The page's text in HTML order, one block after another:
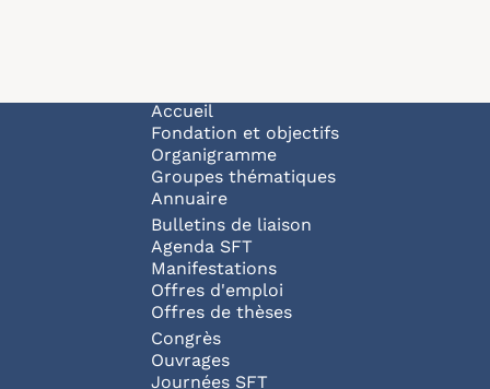
Navigation principale
Accueil
Fondation et objectifs
Organigramme
Groupes thématiques
Annuaire
Bulletins de liaison
Agenda SFT
Manifestations
Offres d'emploi
Offres de thèses
Congrès
Ouvrages
Journées SFT